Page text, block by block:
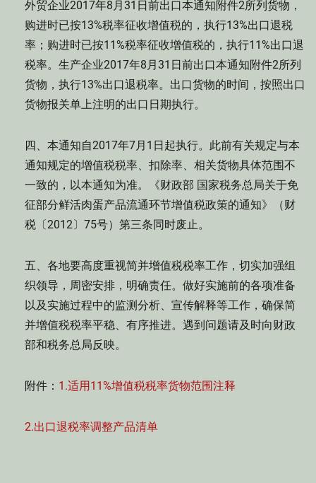
外贸企业2017年8月31日前出口本通知附件2所列货物，
购进时已按13%税率征收增值税的，执行13%出口退税
率；购进时已按11%税率征收增值税的，执行11%出口退
税率。生产企业2017年8月31日前出口本通知附件2所列
货物，执行13%出口退税率。出口货物的时间，按照出口
货物报关单上注明的出口日期执行。
四、本通知自2017年7月1日起执行。此前有关规定与本
通知规定的增值税税率、扣除率、相关货物具体范围不
一致的，以本通知为准。《财政部 国家税务总局关于免
征部分鲜活肉蛋产品流通环节增值税政策的通知》（财
税〔2012〕75号）第三条同时废止。
五、各地要高度重视简并增值税税率工作，切实加强组
织领导，周密安排，明确责任。做好实施前的各项准备
以及实施过程中的监测分析、宣传解释等工作，确保简
并增值税税率平稳、有序推进。遇到问题请及时向财政
部和税务总局反映。
附件： 1.适用11%增值税税率货物范围注释
2.出口退税率调整产品清单